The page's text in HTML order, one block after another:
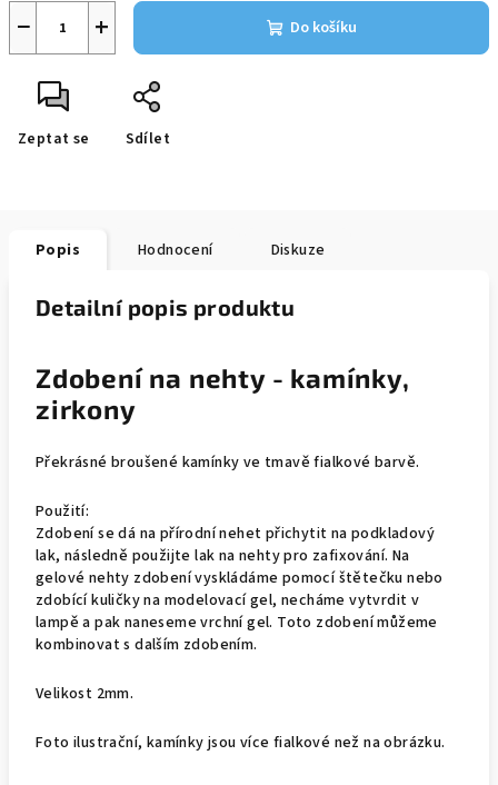
+
− Do košíku
Zeptat se Sdílet
Popis Hodnocení Diskuze
Detailní popis produktu
Zdobení na nehty - kamínky,
zirkony
Překrásné broušené kamínky ve tmavě fialkové barvě.
Použití:
Zdobení se dá na přírodní nehet přichytit na podkladový
lak, následně použijte lak na nehty pro zafixování. Na
gelové nehty zdobení vyskládáme pomocí štětečku nebo
zdobící kuličky na modelovací gel, necháme vytvrdit v
lampě a pak naneseme vrchní gel. Toto zdobení můžeme
kombinovat s dalším zdobením.
Velikost 2mm.
Foto ilustrační, kamínky jsou více fialkové než na obrázku.